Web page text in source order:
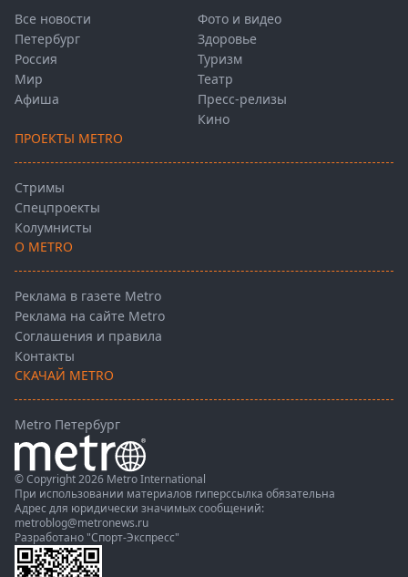
Все новости
Петербург
Россия
Мир
Афиша
Фото и видео
Здоровье
Туризм
Театр
Пресс-релизы
Кино
ПРОЕКТЫ METRO
Стримы
Спецпроекты
Колумнисты
О METRO
Реклама в газете Metro
Реклама на сайте Metro
Соглашения и правила
Контакты
СКАЧАЙ METRO
Metro Петербург
© Copyright 2026 Metro International
При использовании материалов гиперссылка обязательна
Адрес для юридически значимых сообщений:
metroblog@metronews.ru
Разработано "Спорт-Экспресс"